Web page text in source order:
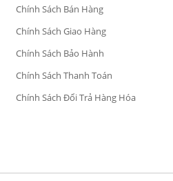
Chính Sách Bán Hàng
Chính Sách Giao Hàng
Chính Sách Bảo Hành
Chính Sách Thanh Toán
Chính Sách Đổi Trả Hàng Hóa